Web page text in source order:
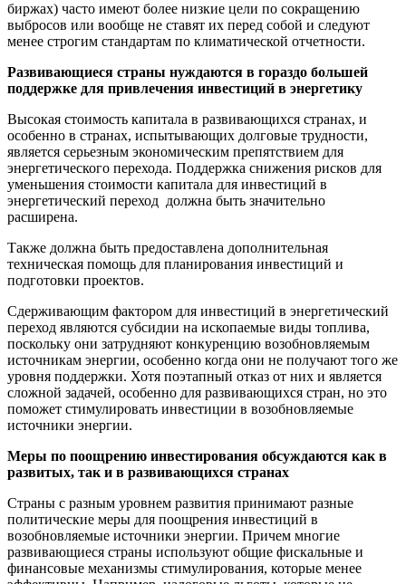
биржах) часто имеют более низкие цели по сокращению
выбросов или вообще не ставят их перед собой и следуют
менее строгим стандартам по климатической отчетности.
Развивающиеся страны нуждаются в гораздо большей
поддержке для привлечения инвестиций в энергетику
Высокая стоимость капитала в развивающихся странах, и
особенно в странах, испытывающих долговые трудности,
является серьезным экономическим препятствием для
энергетического перехода. Поддержка снижения рисков для
уменьшения стоимости капитала для инвестиций в
энергетический переход должна быть значительно
расширена.
Также должна быть предоставлена дополнительная
техническая помощь для планирования инвестиций и
подготовки проектов.
Сдерживающим фактором для инвестиций в энергетический
переход являются субсидии на ископаемые виды топлива,
поскольку они затрудняют конкуренцию возобновляемым
источникам энергии, особенно когда они не получают того же
уровня поддержки. Хотя поэтапный отказ от них и является
сложной задачей, особенно для развивающихся стран, но это
поможет стимулировать инвестиции в возобновляемые
источники энергии.
Меры по поощрению инвестирования обсуждаются как в
развитых, так и в развивающихся странах
Страны с разным уровнем развития принимают разные
политические меры для поощрения инвестиций в
возобновляемые источники энергии. Причем многие
развивающиеся страны используют общие фискальные и
финансовые механизмы стимулирования, которые менее